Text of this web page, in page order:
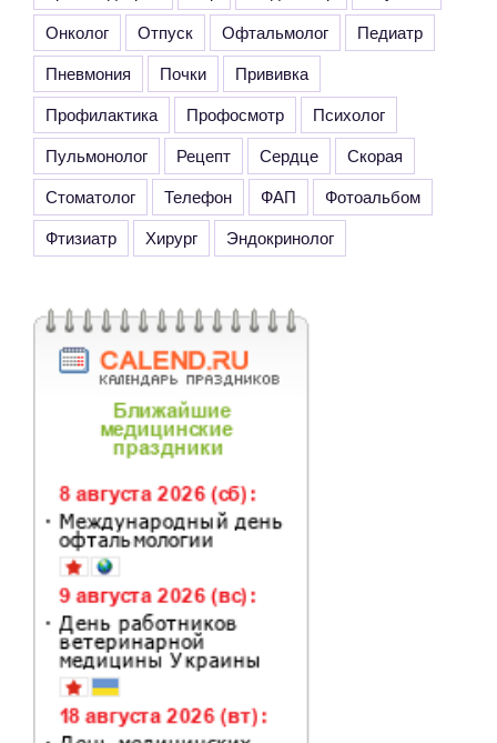
Онколог
Отпуск Офтальмолог
Педиатр
Пневмония
Почки
Прививка
Профилактика
Профосмотр
Психолог
Пульмонолог
Рецепт Сердце
Скорая
Стоматолог
Телефон ФАП
Фотоальбом
Фтизиатр
Хирург Эндокринолог